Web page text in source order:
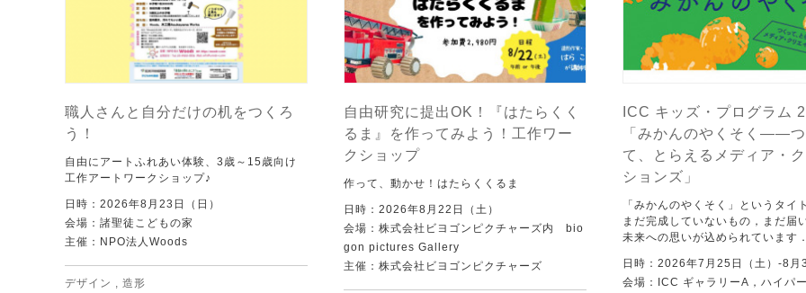
職人さんと自分だけの机をつくろ
う！
自由にアートふれあい体験、3歳～15歳向け
工作アートワークショップ♪
日時：2026年8月23日（日）
会場：諸聖徒こどもの家
主催：NPO法人Woods
デザイン 造形
自由研究に提出OK！『はたらくく
るま』を作ってみよう！工作ワー
クショップ
作って、動かせ！はたらくくるま
日時：2026年8月22日（土）
会場：株式会社ビヨゴンピクチャーズ内 bio
gon pictures Gallery
主催：株式会社ビヨゴンピクチャーズ
ICC キッズ・プログラム
「みかんのやくそく——
て、とらえるメディア・
ションズ」
「みかんのやくそく」というタイ
まだ完成していないもの，まだ届
未来への思いが込められています
日時：2026年7月25日（土）-8月
会場：ICC ギャラリーA，ハイパ